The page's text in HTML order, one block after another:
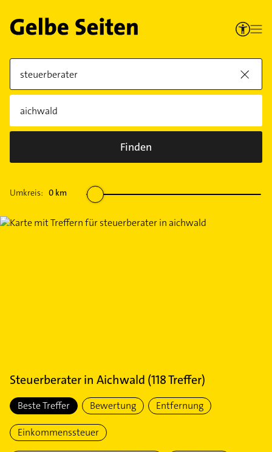
Finden
Umkreis: 0 km
Steuerberaterin Aichwald (118Treffer)
Beste Treffer Bewertung Entfernung
Einkommenssteuer